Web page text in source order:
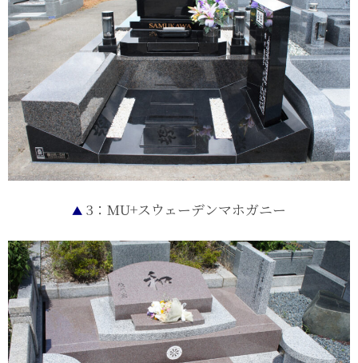
▲ 3：MU+スウェーデンマホガニー